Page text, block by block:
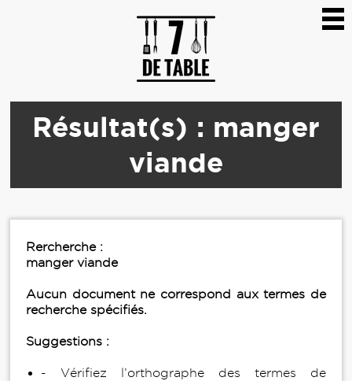
Résultat(s) : manger
viande
Rercherche :
manger viande
Aucun document ne correspond aux termes de
recherche spécifiés.
Suggestions :
- Vérifiez l’orthographe des termes de